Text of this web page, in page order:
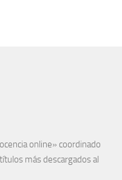
online» coordinado
más descargados al